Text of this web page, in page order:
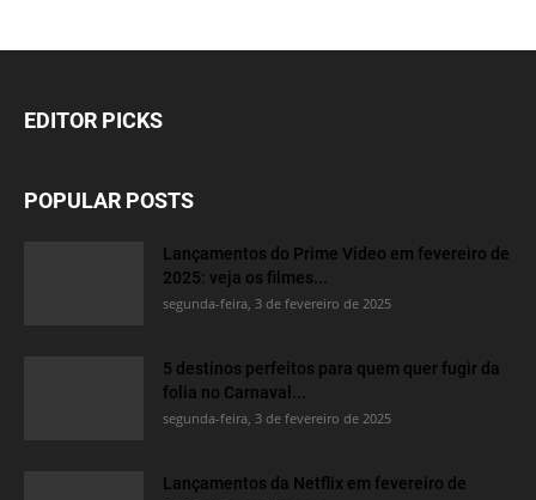
EDITOR PICKS
POPULAR POSTS
Lançamentos do Prime Video em fevereiro de
2025: veja os filmes...
segunda-feira, 3 de fevereiro de 2025
5 destinos perfeitos para quem quer fugir da
folia no Carnaval...
segunda-feira, 3 de fevereiro de 2025
Lançamentos da Netflix em fevereiro de